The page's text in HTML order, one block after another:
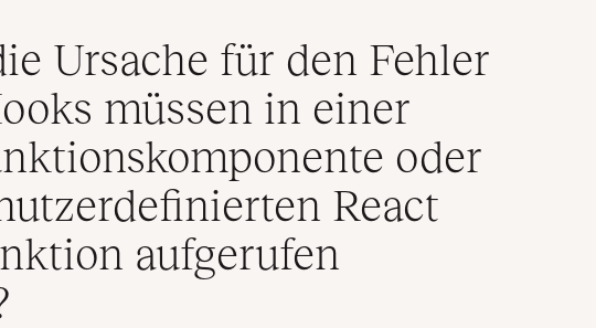
Ursache für den Fehler
müssen in einer
oder
React
aufgerufen